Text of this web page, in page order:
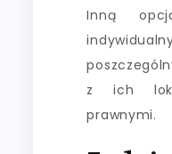
Inną
z ich
prawnymi.